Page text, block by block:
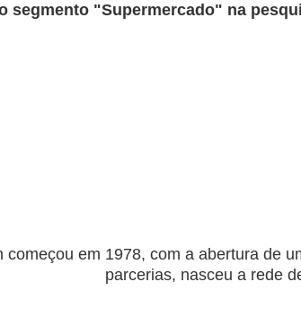
segmento "Supermercado" na
começou em 1978, com a abertura de
parcerias, nasceu a rede